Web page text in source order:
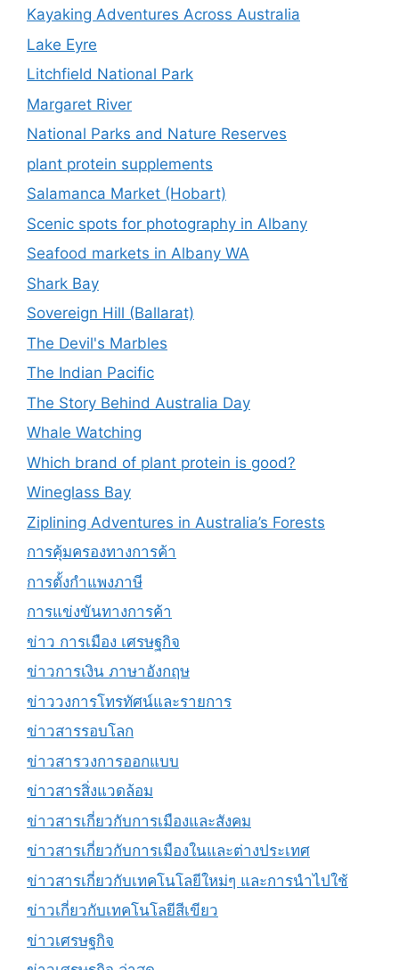
Kayaking Adventures Across Australia
Lake Eyre
Litchfield National Park
Margaret River
National Parks and Nature Reserves
plant protein supplements
Salamanca Market (Hobart)
Scenic spots for photography in Albany
Seafood markets in Albany WA
Shark Bay
Sovereign Hill (Ballarat)
The Devil's Marbles
The Indian Pacific
The Story Behind Australia Day
Whale Watching
Which brand of plant protein is good?
Wineglass Bay
Ziplining Adventures in Australia’s Forests
การคุ้มครองทางการค้า
การตั้งกำแพงภาษี
การแข่งขันทางการค้า
ข่าว การเมือง เศรษฐกิจ
ข่าวการเงิน ภาษาอังกฤษ
ข่าววงการโทรทัศน์และรายการ
ข่าวสารรอบโลก
ข่าวสารวงการออกแบบ
ข่าวสารสิ่งแวดล้อม
ข่าวสารเกี่ยวกับการเมืองและสังคม
ข่าวสารเกี่ยวกับการเมืองในและต่างประเทศ
ข่าวสารเกี่ยวกับเทคโนโลยีใหม่ๆ และการนำไปใช้
ข่าวเกี่ยวกับเทคโนโลยีสีเขียว
ข่าวเศรษฐกิจ